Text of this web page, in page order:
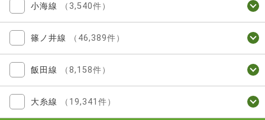
小海線 （3,540件）
篠ノ井線 （46,389件）
飯田線 （8,158件）
大糸線 （19,341件）